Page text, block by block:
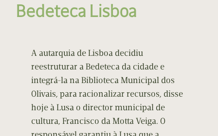
Bedeteca Lisboa
A autarquia de Lisboa decidiu
reestruturar a Bedeteca da cidade e
integrá-la na Biblioteca Municipal dos
Olivais, para racionalizar recursos, disse
hoje à Lusa o director municipal de
cultura, Francisco da Motta Veiga. O